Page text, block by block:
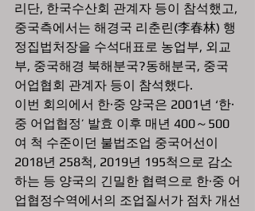
리단, 한국수산회 관계자 등이 참석했고,
중국측에서는 해경국 리춘린(李春林) 행
정집법처장을 수석대표로 농업부, 외교
부, 중국해경 북해분국?동해분국, 중국
어업협회 관계자 등이 참석했다.
이번 회의에서 한·중 양국은 2001년 ‘한·
중 어업협정’ 발효 이후 매년 400～500
여 척 수준이던 불법조업 중국어선이
2018년 258척, 2019년 195척으로 감소
하는 등 양국의 긴밀한 협력으로 한·중 어
업협정수역에서의 조업질서가 점차 개선